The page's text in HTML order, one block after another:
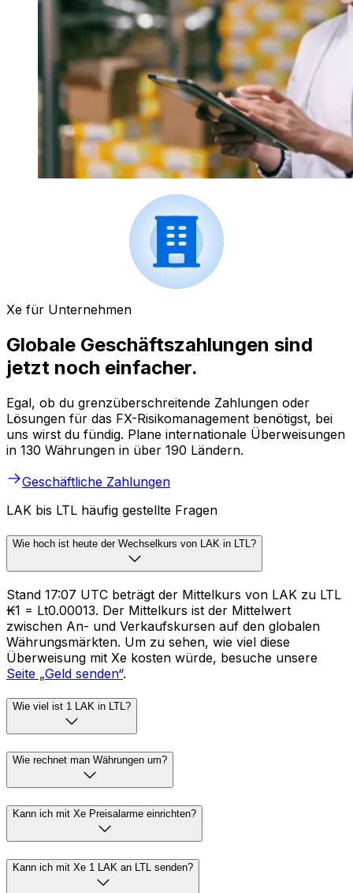
Xe für Unternehmen
Globale Geschäftszahlungen sind
jetzt noch einfacher.
Egal, ob du grenzüberschreitende Zahlungen oder
Lösungen für das FX-Risikomanagement benötigst, bei
uns wirst du fündig. Plane internationale Überweisungen
in 130 Währungen in über 190 Ländern.
Geschäftliche Zahlungen
LAK bis LTL häufig gestellte Fragen
Wie hoch ist heute der Wechselkurs von LAK in LTL?
Stand 17:07 UTC beträgt der Mittelkurs von LAK zu LTL
₭1 = Lt0.00013. Der Mittelkurs ist der Mittelwert
zwischen An- und Verkaufskursen auf den globalen
Währungsmärkten. Um zu sehen, wie viel diese
Überweisung mit Xe kosten würde, besuche unsere
Seite „Geld senden“.
Wie viel ist 1 LAK in LTL?
Wie rechnet man Währungen um?
Kann ich mit Xe Preisalarme einrichten?
Kann ich mit Xe 1 LAK an LTL senden?